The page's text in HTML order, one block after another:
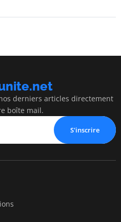
derniers articles directement
boîte mail.
S'inscrire